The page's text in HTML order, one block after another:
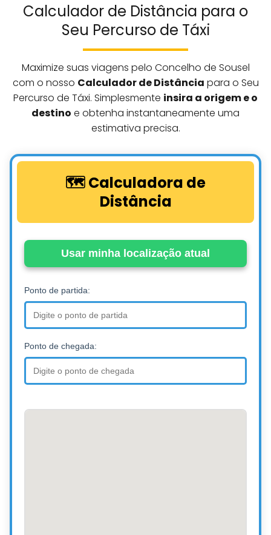
Calculador de Distância para o
Seu Percurso de Táxi
Maximize suas viagens pelo Concelho de Sousel
com o nosso Calculador de Distância para o Seu
Percurso de Táxi. Simplesmente insira a origem e o
destino e obtenha instantaneamente uma
estimativa precisa.
🗺️ Calculadora de
Distância
Usar minha localização atual
Ponto de partida:
Ponto de chegada: